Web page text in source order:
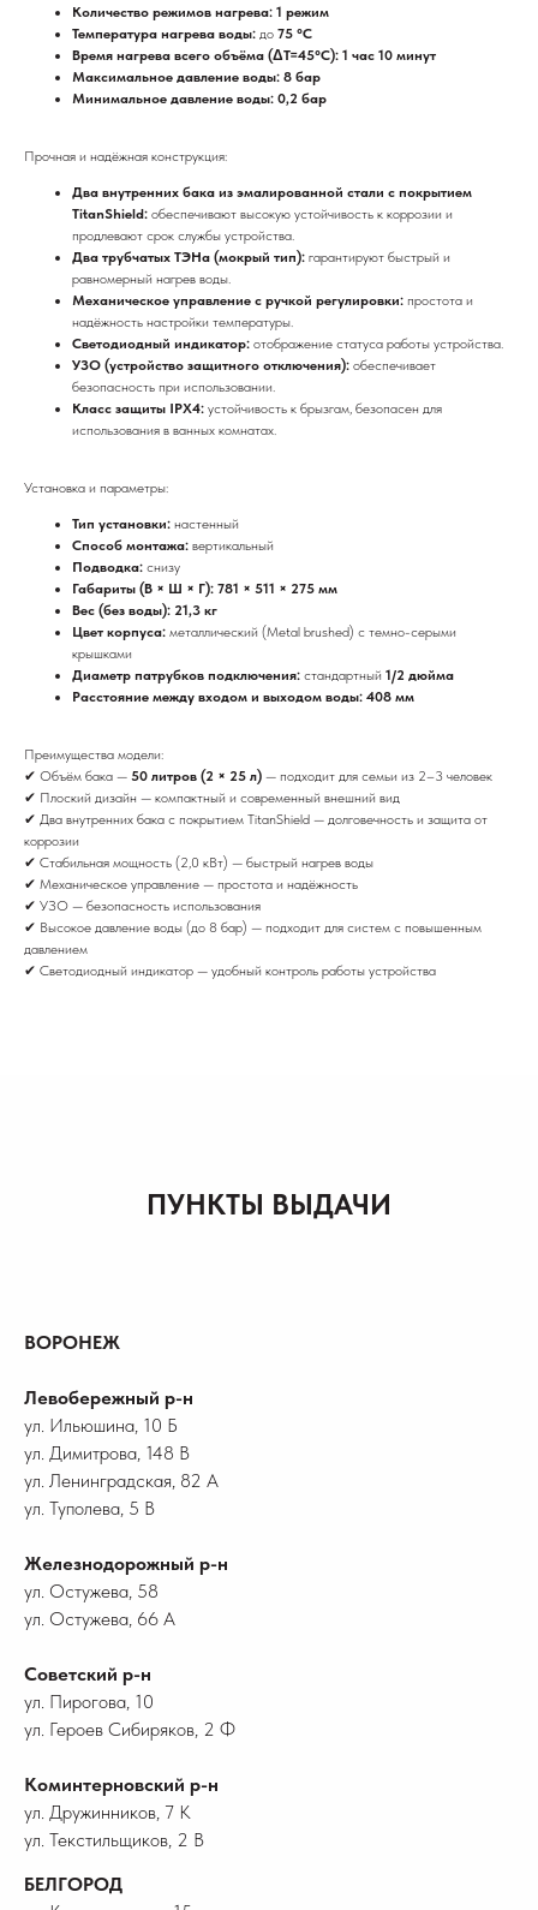
Количество режимов нагрева: 1 режим
Температура нагрева воды: до 75 °C
Время нагрева всего объёма (ΔT=45°С): 1 час 10 минут
Максимальное давление воды: 8 бар
Минимальное давление воды: 0,2 бар
Прочная и надёжная конструкция:
Два внутренних бака из эмалированной стали с покрытием
TitanShield: обеспечивают высокую устойчивость к коррозии и
продлевают срок службы устройства.
Два трубчатых ТЭНа (мокрый тип): гарантируют быстрый и
равномерный нагрев воды.
Механическое управление с ручкой регулировки: простота и
надёжность настройки температуры.
Светодиодный индикатор: отображение статуса работы устройства.
УЗО (устройство защитного отключения): обеспечивает
безопасность при использовании.
Класс защиты IPX4: устойчивость к брызгам, безопасен для
использования в ванных комнатах.
Установка и параметры:
Тип установки: настенный
Способ монтажа: вертикальный
Подводка: снизу
Габариты (В × Ш × Г): 781 × 511 × 275 мм
Вес (без воды): 21,3 кг
Цвет корпуса: металлический (Metal brushed) с темно-серыми
крышками
Диаметр патрубков подключения: стандартный 1/2 дюйма
Расстояние между входом и выходом воды: 408 мм
Преимущества модели:
✔ Объём бака — 50 литров (2 × 25 л) — подходит для семьи из 2–3 человек
✔ Плоский дизайн — компактный и современный внешний вид
✔ Два внутренних бака с покрытием TitanShield — долговечность и защита от
коррозии
✔ Стабильная мощность (2,0 кВт) — быстрый нагрев воды
✔ Механическое управление — простота и надёжность
✔ УЗО — безопасность использования
✔ Высокое давление воды (до 8 бар) — подходит для систем с повышенным
давлением
✔ Светодиодный индикатор — удобный контроль работы устройства
ПУНКТЫ ВЫДАЧИ
ВОРОНЕЖ
Левобережный р-н
ул. Ильюшина, 10 Б
ул. Димитрова, 148 В
ул. Ленинградская, 82 А
ул. Туполева, 5 В
Железнодорожный р-н
ул. Остужева, 58
ул. Остужева, 66 А
Советский р-н
ул. Пирогова, 10
ул. Героев Сибиряков, 2 Ф
Коминтерновский р-н
ул. Дружинников, 7 К
ул. Текстильщиков, 2 В
БЕЛГОРОД